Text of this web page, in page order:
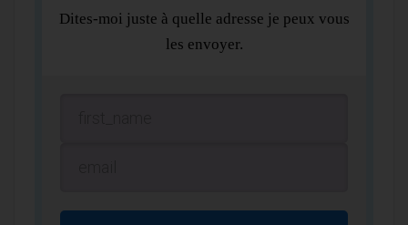
Dites-moi juste à quelle adresse je peux vous
les envoyer.